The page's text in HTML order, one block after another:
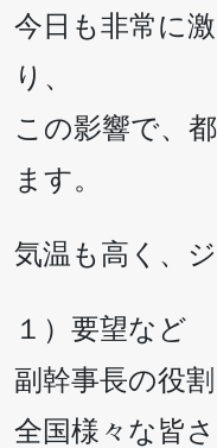
今日も非常に
り、
この影響で、
ます。
気温も高く、
１）要望など
副幹事長の役割
全国様々な皆